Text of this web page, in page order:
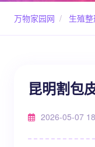
万物家园网 / 生殖
昆明割包
2026-05-07